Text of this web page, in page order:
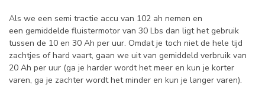
Als we een semi tractie accu van 102 ah nemen en
een gemiddelde fluistermotor van 30 Lbs dan ligt het gebruik
tussen de 10 en 30 Ah per uur. Omdat je toch niet de hele tijd
zachtjes of hard vaart, gaan we uit van gemiddeld verbruik van
20 Ah per uur (ga je harder wordt het meer en kun je korter
varen, ga je zachter wordt het minder en kun je langer varen).